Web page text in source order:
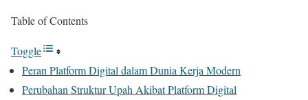
Table of Contents
Toggle
Peran Platform Digital dalam Dunia Kerja Modern
Perubahan Struktur Upah Akibat Platform Digital